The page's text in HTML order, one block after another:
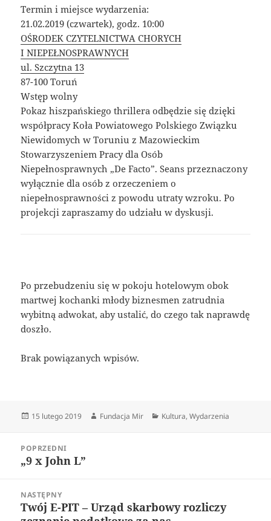
Termin i miejsce wydarzenia:
21.02.2019 (czwartek), godz. 10:00
OŚRODEK CZYTELNICTWA CHORYCH
I NIEPEŁNOSPRAWNYCH
ul. Szczytna 13
87-100 Toruń
Wstęp wolny
Pokaz hiszpańskiego thrillera odbędzie się dzięki
współpracy Koła Powiatowego Polskiego Związku
Niewidomych w Toruniu z Mazowieckim
Stowarzyszeniem Pracy dla Osób
Niepełnosprawnych „De Facto”. Seans przeznaczony
wyłącznie dla osób z orzeczeniem o
niepełnosprawności z powodu utraty wzroku. Po
projekcji zapraszamy do udziału w dyskusji.
Po przebudzeniu się w pokoju hotelowym obok
martwej kochanki młody biznesmen zatrudnia
wybitną adwokat, aby ustalić, do czego tak naprawdę
doszło.
Brak powiązanych wpisów.
Data
15 lutego 2019 Autor
Fundacja Mir Kategorie
Kultura,Wydarzenia
wpisuPOPRZEDNI
Poprzedni
„9 x John L”
NASTĘPNY
Następny
Twój E-PIT – Urząd skarbowy rozliczy